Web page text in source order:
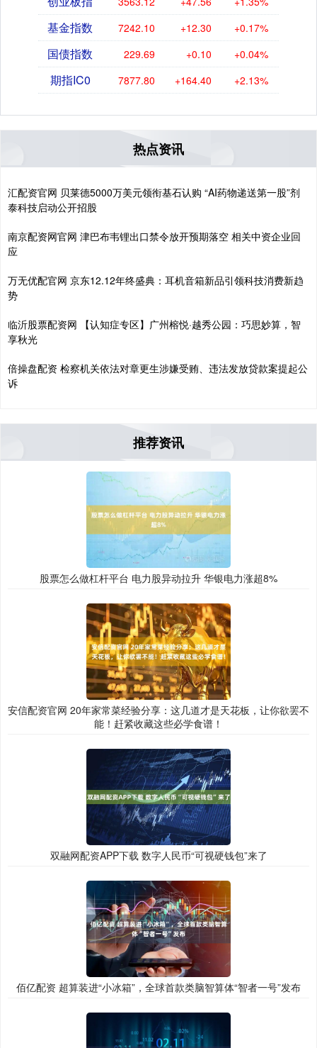
基金指数 7242.10 +12.30 +0.17%
国债指数 229.69 +0.10 +0.04%
期指IC0 7877.80 +164.40 +2.13%
热点资讯
汇配资官网 贝莱德5000万美元领衔基石认购 “AI药物递送第一股”剂
泰科技启动公开招股
南京配资网官网 津巴布韦锂出口禁令放开预期落空 相关中资企业回
应
万无优配官网 京东12.12年终盛典：耳机音箱新品引领科技消费新趋
势
临沂股票配资网 【认知症专区】广州榕悦·越秀公园：巧思妙算，智
享秋光
倍操盘配资 检察机关依法对章更生涉嫌受贿、违法发放贷款案提起公
诉
推荐资讯
股票怎么做杠杆平台 电力股异动拉升 华银电力涨超8%
安信配资官网 20年家常菜经验分享：这几道才是天花板，让你欲罢不
能！赶紧收藏这些必学食谱！
双融网配资APP下载 数字人民币“可视硬钱包”来了
佰亿配资 超算装进“小冰箱”，全球首款类脑智算体“智者一号”发布